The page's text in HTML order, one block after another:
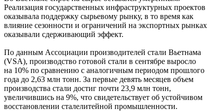
Реализация государственных инфраструктурных проектов
оказывала поддержку сырьевому рынку, в то время как
влияние сезонности и ограничений на экспортных рынках
оказывали сдерживающий эффект.
По данным Ассоциации производителей стали Вьетнама
(VSA), производство готовой стали в сентябре выросло
на 10% по сравнению с аналогичным периодом прошлого
года до 2,63 млн тонн. За первые девять месяцев объем
производства стали достиг почти 23,9 млн тонн,
увеличившись на 9%, что свидетельствует об устойчивом
восстановлении сталелитейной промышленности.